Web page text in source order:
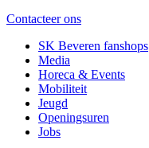
Contacteer ons
SK Beveren fanshops
Media
Horeca & Events
Mobiliteit
Jeugd
Openingsuren
Jobs